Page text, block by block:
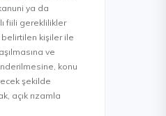
ya da
fiili gereklilikler
kişiler ile
ve
konu
şekilde
açık rızamla